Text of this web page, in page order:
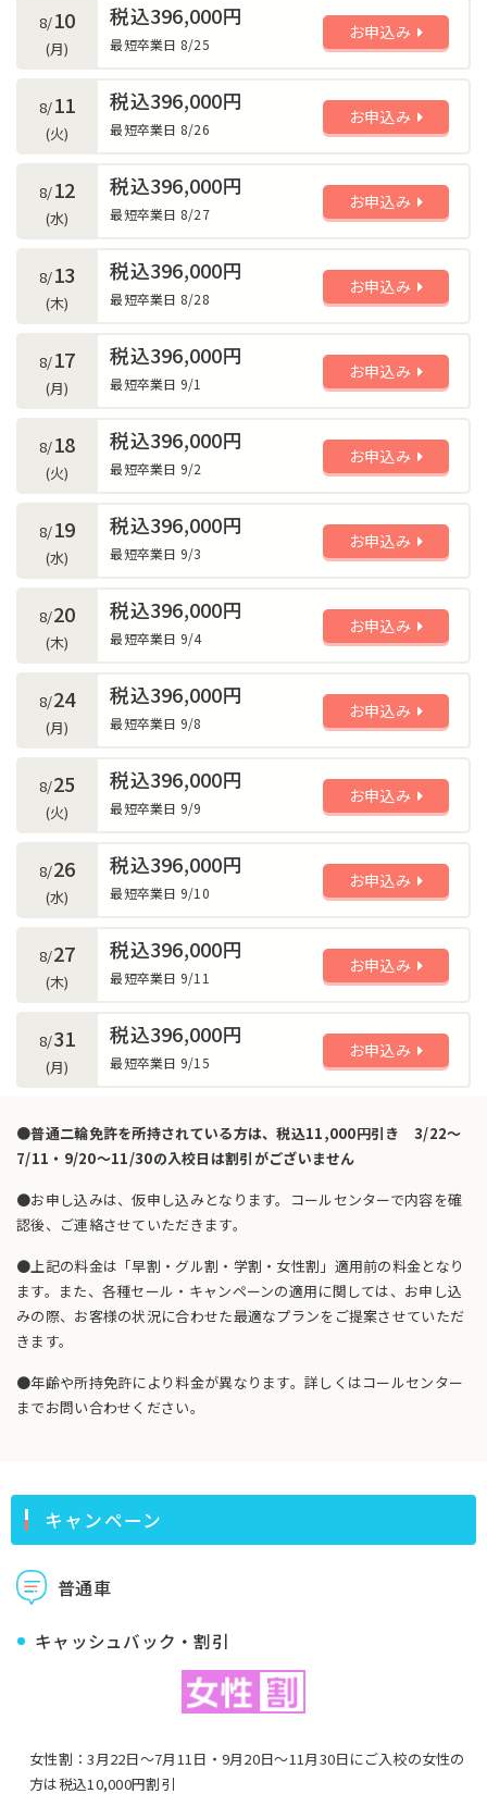
8/10
(月)
税込396,000円
最短卒業日 8/25
お申込み
8/11
(火)
税込396,000円
最短卒業日 8/26
お申込み
8/12
(水)
税込396,000円
最短卒業日 8/27
お申込み
8/13
(木)
税込396,000円
最短卒業日 8/28
お申込み
8/17
(月)
税込396,000円
最短卒業日 9/1
お申込み
8/18
(火)
税込396,000円
最短卒業日 9/2
お申込み
8/19
(水)
税込396,000円
最短卒業日 9/3
お申込み
8/20
(木)
税込396,000円
最短卒業日 9/4
お申込み
8/24
(月)
税込396,000円
最短卒業日 9/8
お申込み
8/25
(火)
税込396,000円
最短卒業日 9/9
お申込み
8/26
(水)
税込396,000円
最短卒業日 9/10
お申込み
8/27
(木)
税込396,000円
最短卒業日 9/11
お申込み
8/31
(月)
税込396,000円
最短卒業日 9/15
お申込み
●普通二輪免許を所持されている方は、税込11,000円引き 3/22～
7/11・9/20～11/30の入校日は割引がございません
●お申し込みは、仮申し込みとなります。コールセンターで内容を確
認後、ご連絡させていただきます。
●上記の料金は「早割・グル割・学割・女性割」適用前の料金となり
ます。また、各種セール・キャンペーンの適用に関しては、お申し込
みの際、お客様の状況に合わせた最適なプランをご提案させていただ
きます。
●年齢や所持免許により料金が異なります。詳しくはコールセンター
までお問い合わせください。
キャンペーン
普通車
キャッシュバック・割引
女性割：3月22日〜7月11日・9月20日〜11月30日にご入校の女性の
方は税込10,000円割引